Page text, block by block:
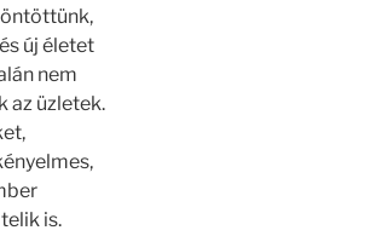
új életet
nem
az üzletek.
is.